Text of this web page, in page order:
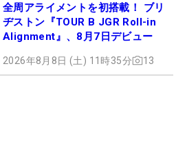
全周アライメントを初搭載！ ブリ
ヂストン『TOUR B JGR Roll-in
Alignment』、8月7日デビュー
2026年8月8日 (土) 11時35分 13